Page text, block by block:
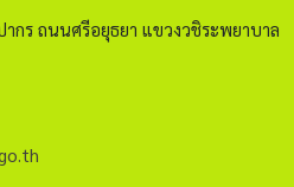
างเจ้าสิริกิติ์ พระบรมราชินีนาถ
ที่ทรงอนุรักษ์ ฟื้นฟู สืบทอด พัฒนา
ะเภทผ้าและเครื่องแต่งกาย ให้
รงคุณค่าคู่แผ่นดินไทยอย่าง
อความรู้เกี่ยวกับผ้าและสิ่งทออัน
อมือชิ้นเยี่ยมแบบต่าง ๆ ของแต่ละ
กร ถนนศรีอยุธยา แขวงวชิระพยาบาล